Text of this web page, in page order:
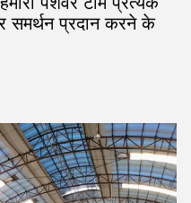
समर्थन प्रदान करने के